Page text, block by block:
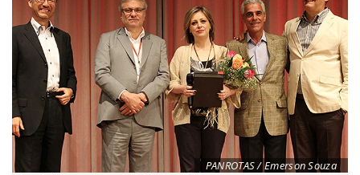
PANROTAS / Emerson Souza